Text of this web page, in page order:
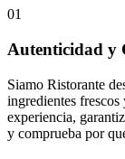
01
Autenticidad y
Siamo Ristorante
ingredientes frescos
experiencia,
y comprueba por